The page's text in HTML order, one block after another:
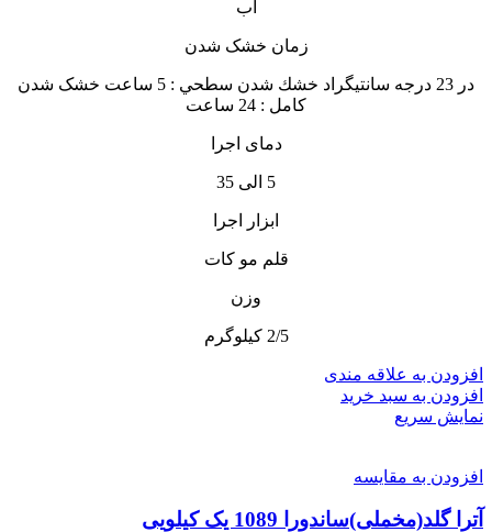
آب
زمان خشک شدن
در 23 درجه سانتيگراد خشك شدن سطحي : 5 ساعت خشک شدن
کامل : 24 ساعت
دمای اجرا
5 الی 35
ابزار اجرا
قلم مو کات
وزن
2/5 کیلوگرم
افزودن به علاقه مندی
افزودن به سبد خرید
نمایش سریع
افزودن به مقایسه
آترا گلد(مخملی)ساندورا 1089 یک کیلویی